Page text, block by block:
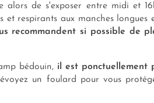
alors de s'exposer entre midi et
respirants aux manches
recommandent si possible de
bédouin, il est ponctuellement
un foulard pour vous